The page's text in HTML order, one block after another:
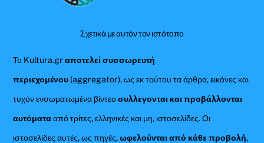
Σχετικά με αυτόν τον ιστότοπο
Το Kultura.grαποτελεί συσσωρευτή
περιεχομένου (aggregator), ως εκ τούτου τα άρθρα, εικόνες και
τυχόν ενσωματωμένα βίντεοσυλλεγονται και προβάλλονται
αυτόματααπό τρίτες, ελληνικές και μη, ιστοσελίδες. Οι
ιστοσελίδες αυτές, ως πηγές,ωφελούνται από κάθε προβολή,